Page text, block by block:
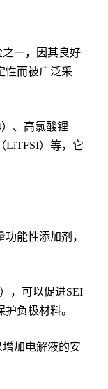
一，因其良好
性而被广泛采
、高氯酸锂
LiTFSI）等，它
能性添加剂，
，可以促进SEI
负极材料。
增加电解液的安